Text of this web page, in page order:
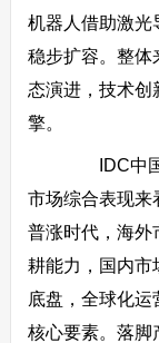
机器人借助激光
稳步扩容。整体
态演进，技术创
擎。
IDC中国
市场综合表现来
普涨时代，海外
耕能力，国内市
底盘，全球化
核心要素。落脚